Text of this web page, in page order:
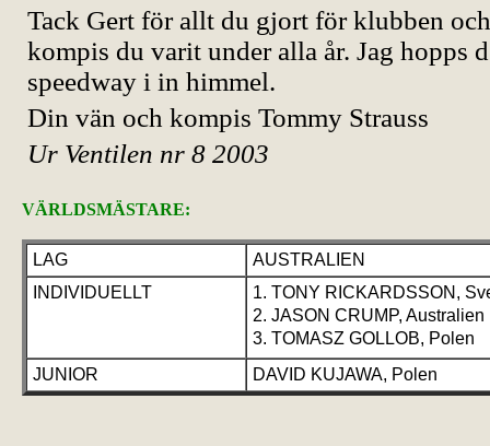
Tack Gert för allt du gjort för klubben
kompis du varit under alla år. Jag hopps
speedway i in himmel.
Din vän och kompis Tommy Strauss
Ur Ventilen nr 8 2003
VÄRLDSMÄSTARE:
LAG
AUSTRALIEN
INDIVIDUELLT
1. TONY RICKARDSSON,
2. JASON CRUMP, Australien
3. TOMASZ GOLLOB, Polen
JUNIOR
DAVID KUJAWA, Polen